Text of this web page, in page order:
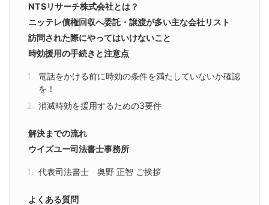
NTSリサーチ株式会社とは？
ニッテレ債権回収へ委託・譲渡が多い主な会社リスト
訪問された際にやってはいけないこと
時効援用の手続きと注意点
電話をかける前に時効の条件を満たしていないか確認
を！
消滅時効を援用するための3要件
解決までの流れ
ウイズユー司法書士事務所
代表司法書士 奥野 正智 ご挨拶
よくある質問